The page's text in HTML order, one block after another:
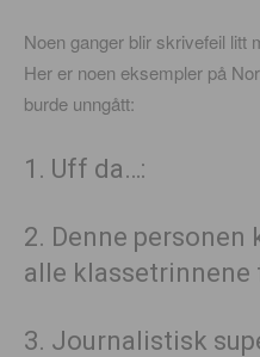
Noen ganger blir skrivefeil litt
Her er noen eksempler på
burde unngått:
1. Uff da…:
2. Denne personen
alle klassetrinnene
3. Journalistisk